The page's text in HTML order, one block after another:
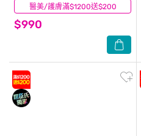
醫美/護膚滿$1200送$200
$990
(3)